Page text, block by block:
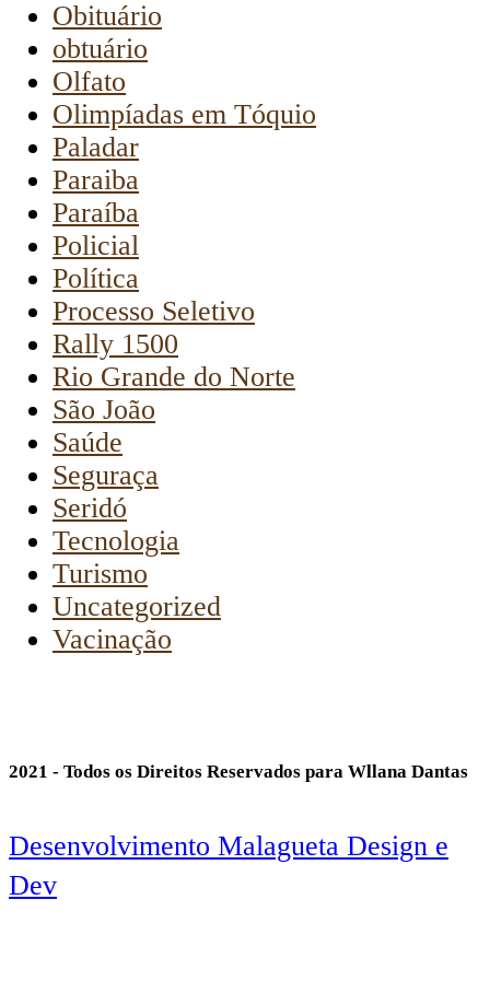
Obituário
obtuário
Olfato
Olimpíadas em Tóquio
Paladar
Paraiba
Paraíba
Policial
Política
Processo Seletivo
Rally 1500
Rio Grande do Norte
São João
Saúde
Seguraça
Seridó
Tecnologia
Turismo
Uncategorized
Vacinação
2021 - Todos os Direitos Reservados para Wllana Dantas
Desenvolvimento Malagueta Design e
Dev